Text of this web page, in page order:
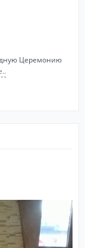
Церемонию